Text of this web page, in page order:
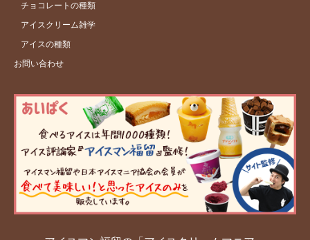
チョコレートの種類
アイスクリーム雑学
アイスの種類
お問い合わせ